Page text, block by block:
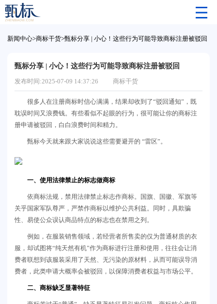
新闻中心>商标干货>甄标分享 | 小心！这些行为可能导致商标注册被驳回
甄标分享 | 小心！这些行为可能导致商标注册被驳回
发布时间:2025-07-09 14:37:26 商标干货
很多人在注册商标时信心满满，结果却收到了“驳回通知”，既
耽误时间又浪费钱。有些看似不起眼的行为，很可能让你的商标注
册申请被驳回，白白浪费时间和精力。
甄标今天就来跟大家说说这些需要避开的 “雷区”。
一、使用法律禁止的标志做商标
依商标法规，禁用法律禁止标志作商标。国旗、国徽、军旗等
关乎国家军队尊严，严禁作商标以维护公共利益。同时，具欺骗
性、易使公众误认商品特点的标志也在禁用之列。
例如，在服装销售领域，若经营者所售卖的仅为普通材质的衣
服，却试图将“纯天然有机”作为商标进行注册和使用，往往会让消
费者联想到该服装采用了天然、无污染的原材料，从而可能误导消
费者，此类申请大概率会被驳回，以保障消费者权益与市场公平。
二、商标缺乏显著特征